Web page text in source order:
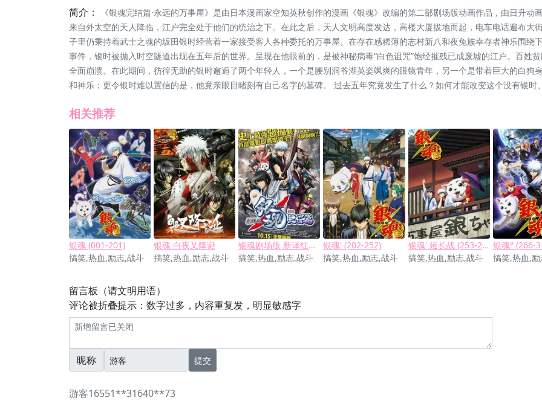
简介：
《银魂完结篇·永远的万事屋》是由日本漫画家空知英秋创作的漫画《银魂》改编的第二部剧场版动画作品，由日升动
来自外太空的天人降临，江户完全处于他们的统治之下。在此之后，天人文明高度发达，高楼大厦拔地而起，电车电话遍布大
子里仍秉持着武士之魂的坂田银时经营着一家接受客人各种委托的万事屋。在存在感稀薄的志村新八和夜兔族幸存者神乐围绕
事件，银时被抛入时空隧道出现在五年后的世界。呈现在他眼前的，是被神秘病毒“白色诅咒”饱经摧残已成废墟的江户。百姓
全面崩溃。在此期间，彷徨无助的银时邂逅了两个年轻人，一个是腰别洞爷湖英姿飒爽的眼镜青年，另一个是带着巨大的白狗
和神乐；更令银时难以置信的是，他竟亲眼目睹刻有自己名字的墓碑。 过去五年究竟发生了什么？如何才能改变这个没有银时
相关推荐
银魂 (001-201)
搞笑,热血,励志,战斗
银魂 白夜叉降诞
搞笑,热血,励志,战斗
银魂剧场版 新译红樱篇
搞笑,热血,励志,战斗
银魂' (202-252)
搞笑,热血,励志,战斗
银魂' 延长战 (253-265)
搞笑,热血,励志,战斗
银魂° (266-
搞笑,热血,
留言板（请文明用语）
评论被折叠提示：数字过多，内容重复发，明显敏感字
昵称 提交
游客16551**31640**73